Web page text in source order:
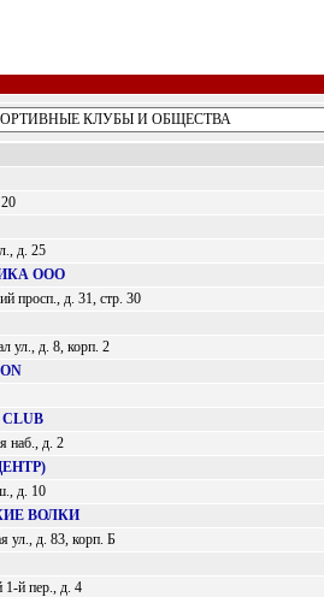
д. 25
ООО
просп., д. 31, стр. 30
д. 8, корп. 2
CLUB
наб., д. 2
д. 10
ВОЛКИ
д. 83, корп. Б
й пер., д. 4